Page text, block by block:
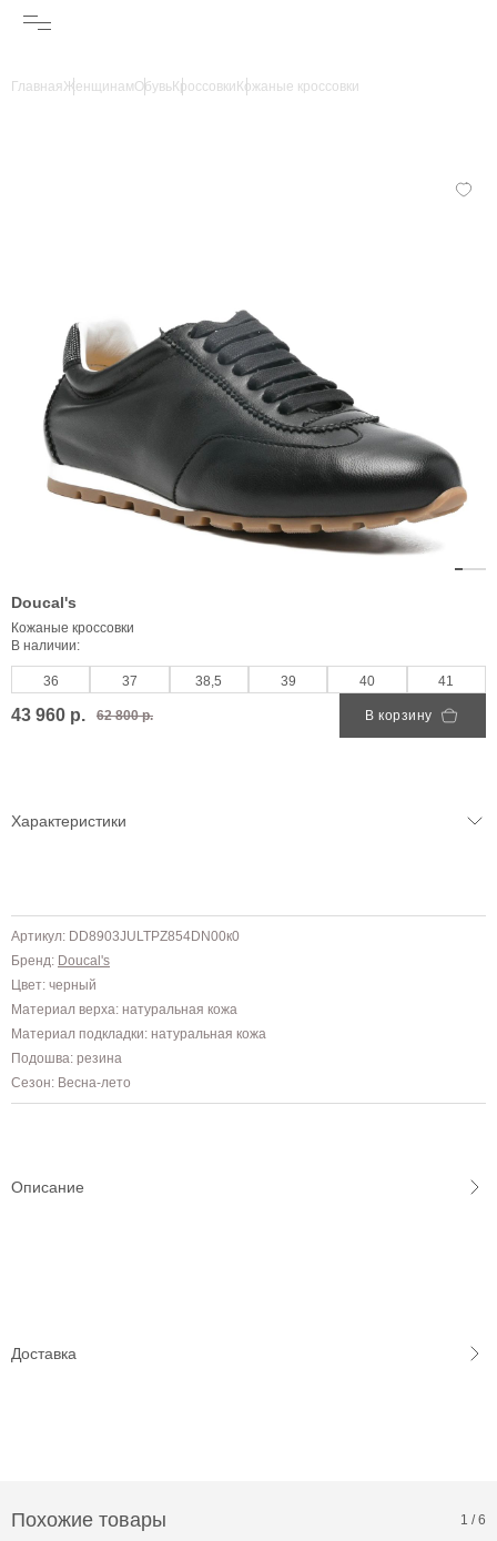
ГлавнаяЖенщинамОбувьКроссовки Кожаные кроссовки
Doucal's
Кожаные кроссовки
В наличии:
36 37 38,5 39 40 41
43 960 р. 62 800 р. В корзину
Характеристики
Артикул: DD8903JULTPZ854DN00к0
Бренд: Doucal's
Цвет: черный
Материал верха: натуральная кожа
Материал подкладки: натуральная кожа
Подошва: резина
Сезон: Весна-лето
Описание
Доставка
Похожие товары 1 /6